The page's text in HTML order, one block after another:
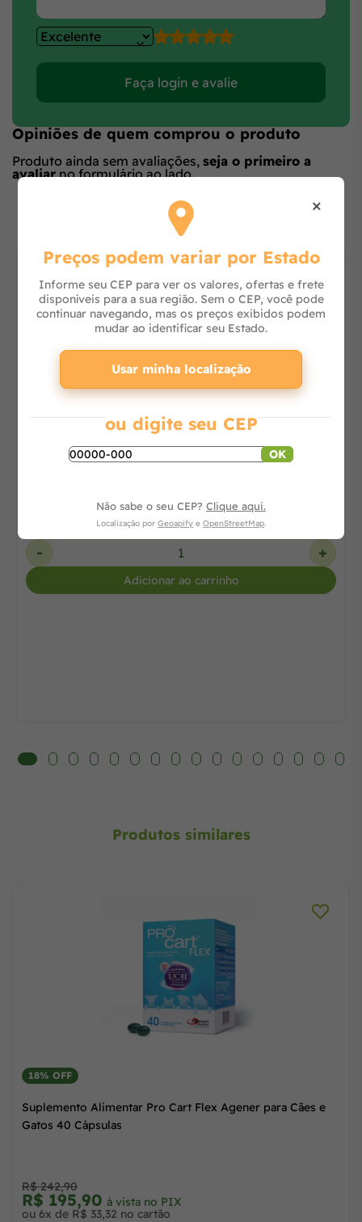
Faça login e avalie
Opiniões de quem comprou o produto
Produto ainda sem avaliações, seja o primeiro a
avaliarno formulário ao lado.
O que os outros estão vendo
Bomba Centrífuga 1,5 CV Trifásica 110/380V
BC92S 1B REF. 87230124-00 -
- +
Adicionar ao carrinho
Produtos similares
Alimentar Lacri Caps Pet Agener para Cães e
40 Cápsulas
107,70à vista no PIX
3x de R$ 36,63 no cartão
×
Preços podem variar por Estado
Informe seu CEP para ver os valores, ofertas e frete
disponíveis para a sua região. Sem o CEP, você pode
continuar navegando, mas os preços exibidos podem
mudar ao identificar seu Estado.
Usar minha localização
ou digite seu CEP
OK
Não sabe o seu CEP? Clique aqui.
Localização por Geoapify e OpenStreetMap